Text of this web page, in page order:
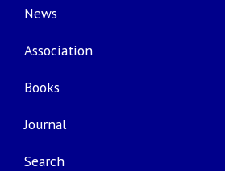
News
Association
Books
Journal
Search